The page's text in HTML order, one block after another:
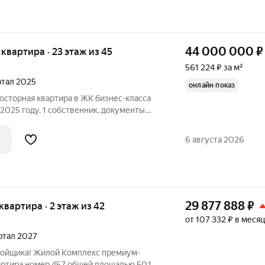
· 23 этаж из 45
2025
квартира в ЖК бизнес-класса
году. 1 собственник, документы
Оперативный показ квартиры.
44 000 000 ₽
561 224 ₽ за м²
онлайн показ
6 августа 2026
· 2 этаж из 42
2027
Жилой Комплекс премиум-
29 877 888₽
от 107 332 ₽ в месяц